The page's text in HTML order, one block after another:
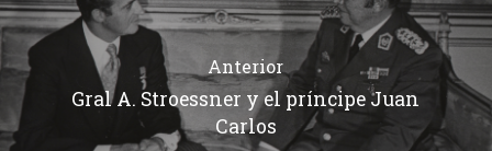
Anterior
Gral A. Stroessner y el príncipe Juan
Carlos